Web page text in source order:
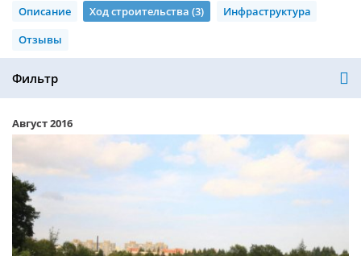
Описание Ход строительства (3)
Инфраструктура
Отзывы
Фильтр
Август 2016